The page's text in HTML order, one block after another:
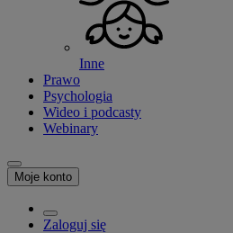
Inne
Prawo
Psychologia
Wideo i podcasty
Webinary
Moje konto
Zaloguj się